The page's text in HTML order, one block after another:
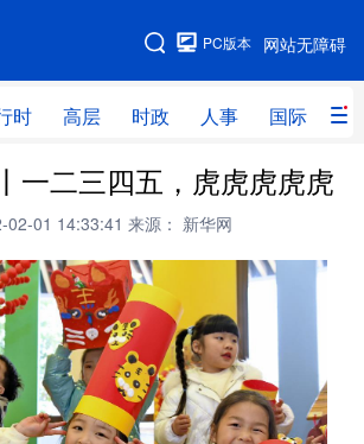
网站无障碍
PC版本
时 高层 时政 人事 国际 财
网站地图
高层 时政 人事
财经 网评
思客智库 全球连线 教育
科创 量子
书画 健康 军事
视频 图片 政务
一二三四五，虎虎虎虎虎
02-01 14:33:41 来源： 新华网